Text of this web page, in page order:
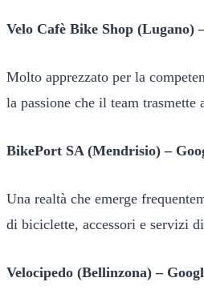
Velo Cafè Bike Shop (Lugano)
Molto apprezzato per la
la passione che il team trasmette
BikePort SA (Mendrisio) –
Una realtà che emerge
di biciclette, accessori e servizi
Velocipedo (Bellinzona) –